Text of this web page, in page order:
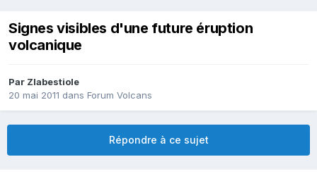
Signes visibles d'une future éruption
volcanique
Par Zlabestiole
20 mai 2011 dans Forum Volcans
Répondre à ce sujet